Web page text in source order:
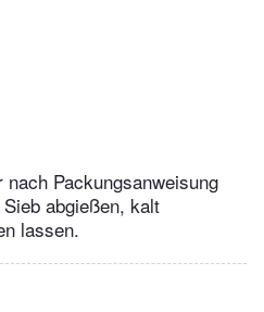
Packungsanweisung
abgießen, kalt
lassen.